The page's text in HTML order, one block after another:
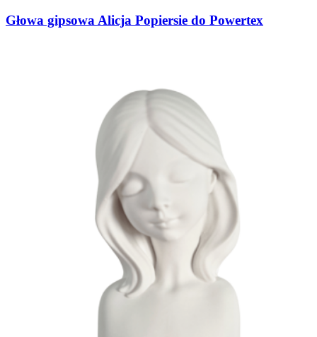
Głowa gipsowa Alicja Popiersie do Powertex